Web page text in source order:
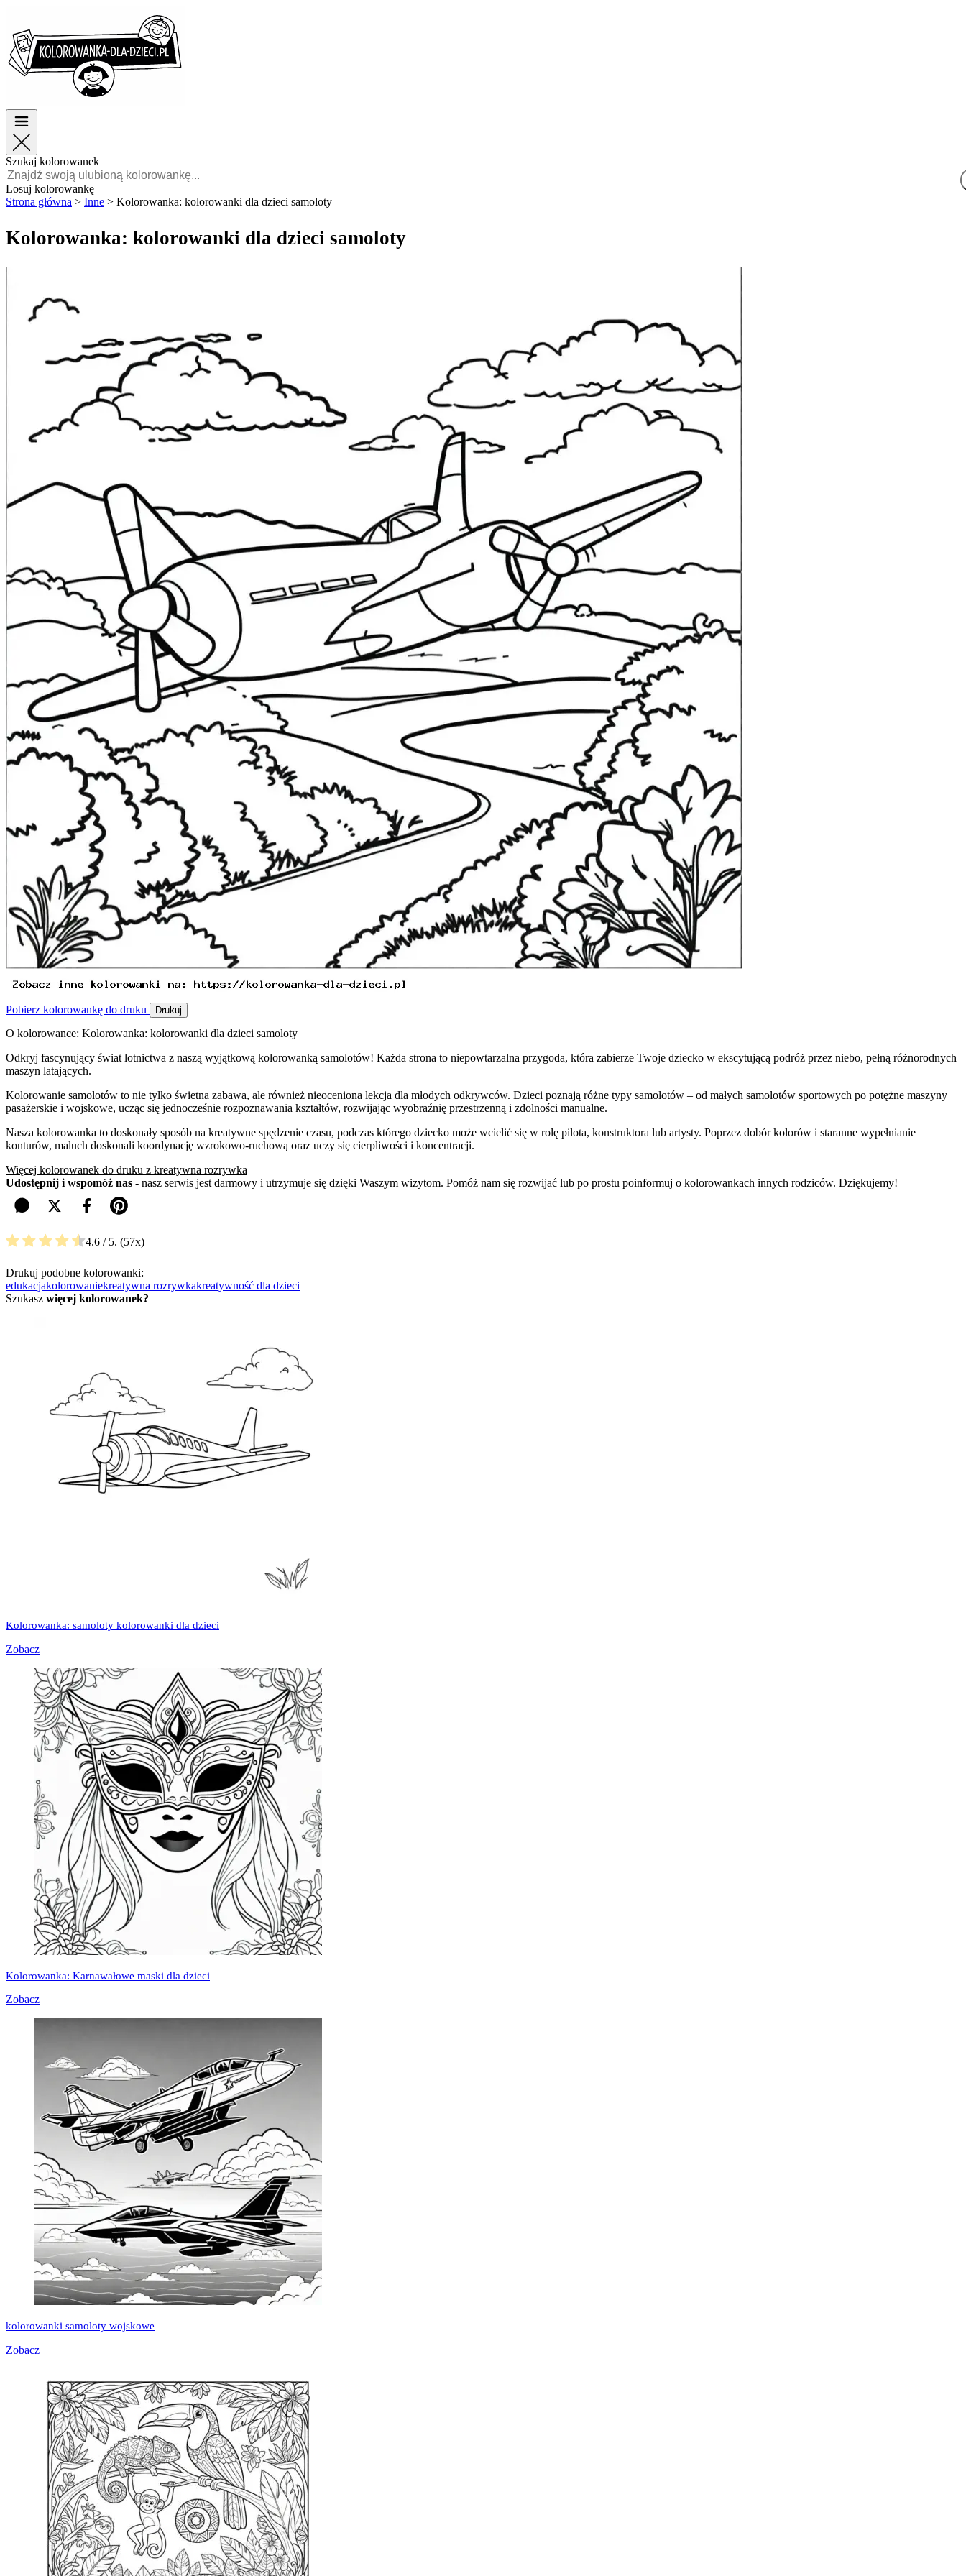
TOP kategorie
Dla chłopców
Dla dziewczynek
Polski
POLSKI
FRANÇAIS
VIỆT
TOP kategorie
Dla chłopców
Dla dziewczynek
Szukaj kolorowanek
Losuj kolorowankę
Strona główna > Inne > Kolorowanka: kolorowanki dla dzieci samoloty
Kolorowanka: kolorowanki dla dzieci samoloty
Pobierz kolorowankę do druku Drukuj
O kolorowance: Kolorowanka: kolorowanki dla dzieci samoloty
Odkryj fascynujący świat lotnictwa z naszą wyjątkową kolorowanką samolotów! Każda strona to niepowtarzalna przygoda, która zabierze Twoje dziecko w ekscytującą podróż przez niebo, pełną różnorodnych
maszyn latających.
Kolorowanie samolotów to nie tylko świetna zabawa, ale również nieoceniona lekcja dla młodych odkrywców. Dzieci poznają różne typy samolotów – od małych samolotów sportowych po potężne maszyny
pasażerskie i wojskowe, ucząc się jednocześnie rozpoznawania kształtów, rozwijając wyobraźnię przestrzenną i zdolności manualne.
Nasza kolorowanka to doskonały sposób na kreatywne spędzenie czasu, podczas którego dziecko może wcielić się w rolę pilota, konstruktora lub artysty. Poprzez dobór kolorów i staranne wypełnianie
konturów, maluch doskonali koordynację wzrokowo-ruchową oraz uczy się cierpliwości i koncentracji.
Więcej kolorowanek do druku z kreatywna rozrywka
Udostępnij i wspomóż nas - nasz serwis jest darmowy i utrzymuje się dzięki Waszym wizytom. Pomóż nam się rozwijać lub po prostu poinformuj o kolorowankach innych rodziców. Dziękujemy!
4.6 / 5. 57
Drukuj podobne kolorowanki:
edukacjakolorowaniekreatywna rozrywkakreatywność dla dzieci
Szukasz więcej kolorowanek?
Kolorowanka: samoloty kolorowanki dla dzieci
Zobacz
Kolorowanka: Karnawałowe maski dla dzieci
Zobacz
kolorowanki samoloty wojskowe
Zobacz